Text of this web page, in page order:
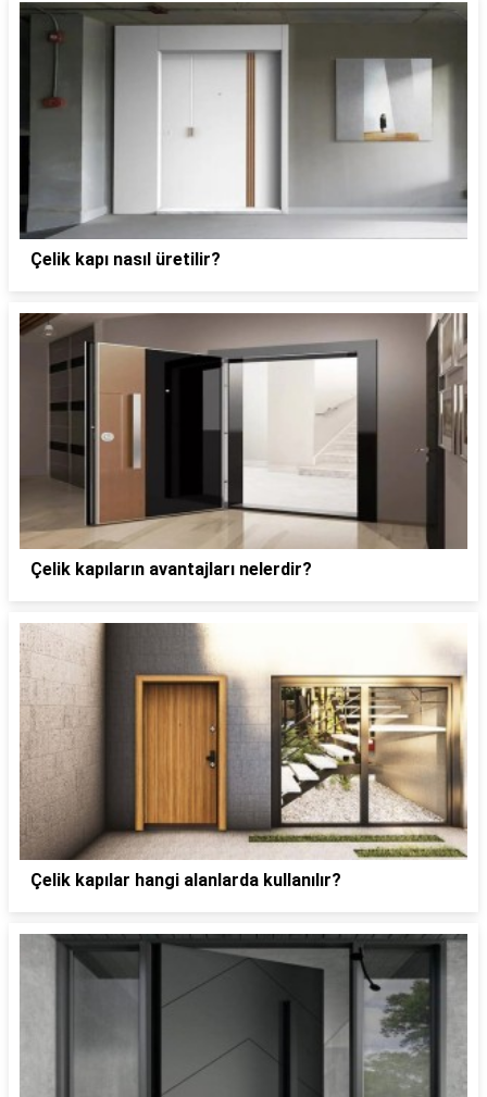
Çelik kapı nasıl üretilir?
Çelik kapıların avantajları nelerdir?
Çelik kapılar hangi alanlarda kullanılır?